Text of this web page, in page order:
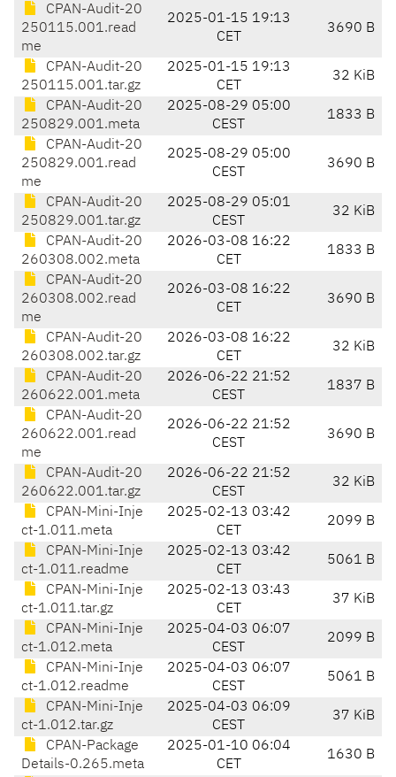
CPAN-Audit-20
250115.001.read
me
2025-01-15 19:13
CET
3690 B
CPAN-Audit-20
250115.001.tar.gz
2025-01-15 19:13
CET
32 KiB
CPAN-Audit-20
250829.001.meta
2025-08-29 05:00
CEST
1833 B
CPAN-Audit-20
250829.001.read
me
2025-08-29 05:00
CEST
3690 B
CPAN-Audit-20
250829.001.tar.gz
2025-08-29 05:01
CEST
32 KiB
CPAN-Audit-20
260308.002.meta
2026-03-08 16:22
CET
1833 B
CPAN-Audit-20
260308.002.read
me
2026-03-08 16:22
CET
3690 B
CPAN-Audit-20
260308.002.tar.gz
2026-03-08 16:22
CET
32 KiB
CPAN-Audit-20
260622.001.meta
2026-06-22 21:52
CEST
1837 B
CPAN-Audit-20
260622.001.read
me
2026-06-22 21:52
CEST
3690 B
CPAN-Audit-20
260622.001.tar.gz
2026-06-22 21:52
CEST
32 KiB
CPAN-Mini-Inje
ct-1.011.meta
2025-02-13 03:42
CET
2099 B
CPAN-Mini-Inje
ct-1.011.readme
2025-02-13 03:42
CET
5061 B
CPAN-Mini-Inje
ct-1.011.tar.gz
2025-02-13 03:43
CET
37 KiB
CPAN-Mini-Inje
ct-1.012.meta
2025-04-03 06:07
CEST
2099 B
CPAN-Mini-Inje
ct-1.012.readme
2025-04-03 06:07
CEST
5061 B
CPAN-Mini-Inje
ct-1.012.tar.gz
2025-04-03 06:09
CEST
37 KiB
CPAN-Package
Details-0.265.meta
2025-01-10 06:04
CET
1630 B